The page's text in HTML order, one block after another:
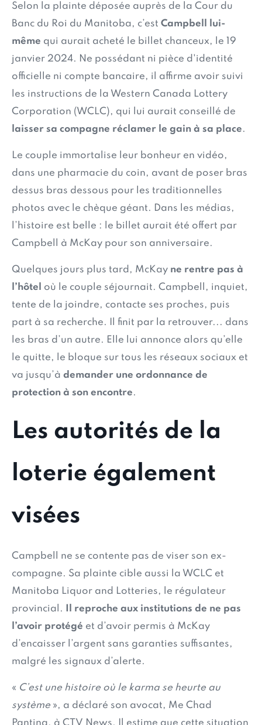
Selon la plainte déposée auprès de la Cour du
Banc du Roi du Manitoba, c’est Campbell lui-
même qui aurait acheté le billet chanceux, le 19
janvier 2024. Ne possédant ni pièce d'identité
officielle ni compte bancaire, il affirme avoir suivi
les instructions de la Western Canada Lottery
Corporation (WCLC), qui lui aurait conseillé de
laisser sa compagne réclamer le gain à sa place.
Le couple immortalise leur bonheur en vidéo,
dans une pharmacie du coin, avant de poser bras
dessus bras dessous pour les traditionnelles
photos avec le chèque géant. Dans les médias,
l’histoire est belle : le billet aurait été offert par
Campbell à McKay pour son anniversaire.
Quelques jours plus tard, McKay ne rentre pas à
l’hôtel
où le couple séjournait. Campbell, inquiet,
tente de la joindre, contacte ses proches, puis
part à sa recherche. Il finit par la retrouver... dans
les bras d’un autre. Elle lui annonce alors qu’elle
le quitte, le bloque sur tous les réseaux sociaux et
va jusqu’à demander une ordonnance de
protection à son encontre.
Les autorités de la
loterie également
visées
Campbell ne se contente pas de viser son ex-
compagne. Sa plainte cible aussi la WCLC et
Manitoba Liquor and Lotteries, le régulateur
provincial.
Il reproche aux institutions de ne pas
l’avoir protégé et d’avoir permis à McKay
d’encaisser l’argent sans garanties suffisantes,
malgré les signaux d’alerte.
« C’est une histoire où le karma se heurte au
système », a déclaré son avocat, Me Chad
Panting, à CTV News. Il estime que cette situation